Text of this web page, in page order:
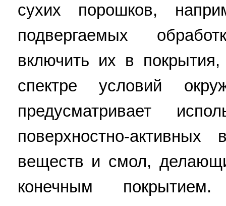
сухих порошков,
подвергаемых
включить их в
спектре условий
предусматривает
поверхностно-
веществ и смол,
конечным